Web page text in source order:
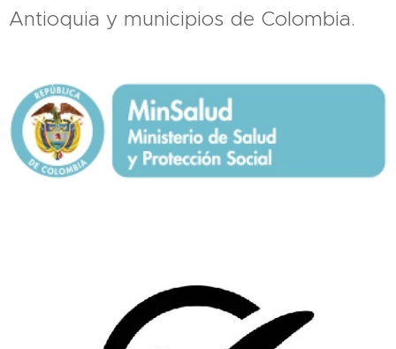
Antioquia y municipios de Colombia.